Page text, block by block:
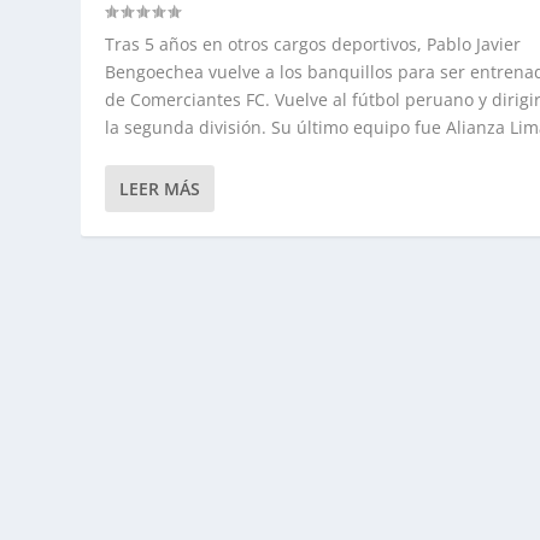
Tras 5 años en otros cargos deportivos, Pablo Javier
Bengoechea vuelve a los banquillos para ser
de Comerciantes FC. Vuelve al fútbol peruano y
la segunda división. Su último equipo fue Alianza
LEER MÁS